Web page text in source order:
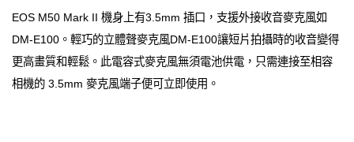
EOS M50 Mark II 機身上有3.5mm 插口，支援外接收音麥克風如
DM-E100。輕巧的立體聲麥克風DM-E100讓短片拍攝時的收音變得
更高畫質和輕鬆。此電容式麥克風無須電池供電，只需連接至相容
相機的 3.5mm 麥克風端子便可立即使用。